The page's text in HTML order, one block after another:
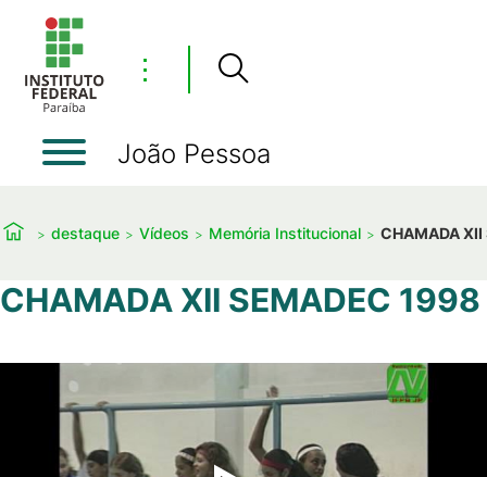
⋮
João Pessoa
destaque Vídeos Memória Institucional CHAMADA
CHAMADA XII SEMADEC 1998